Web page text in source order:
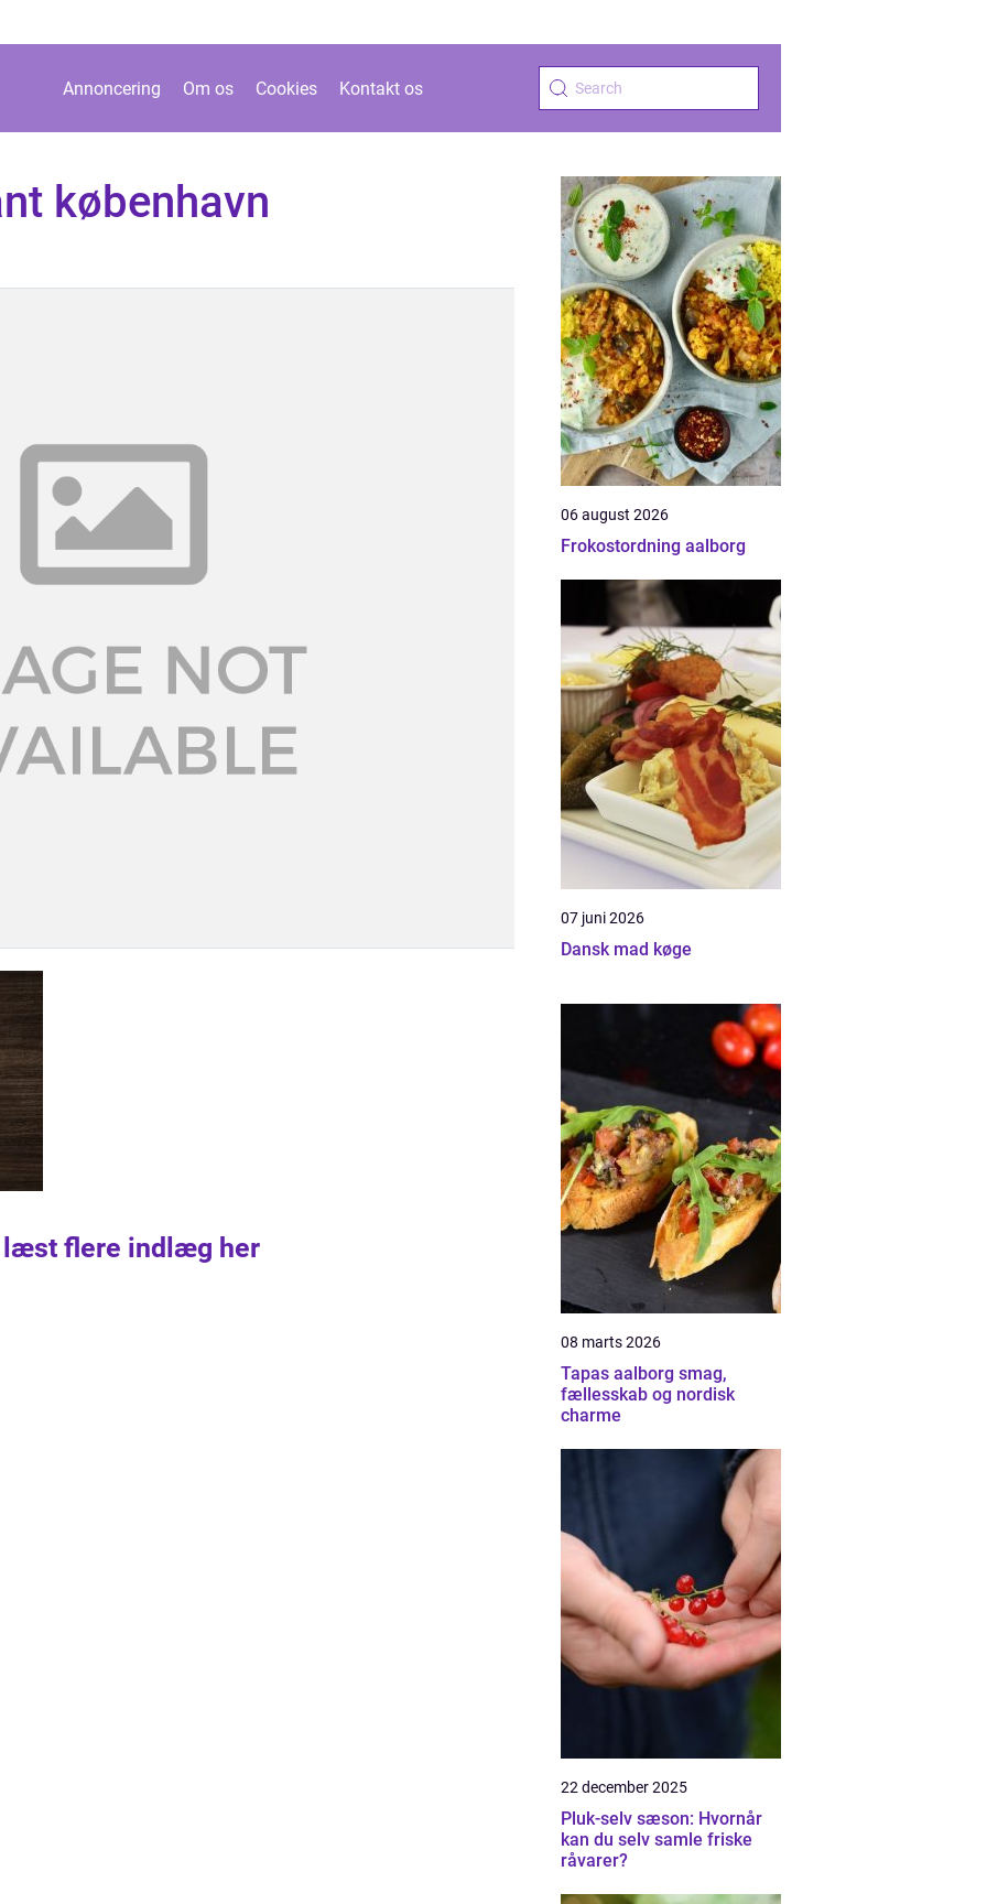
Annoncering Om os Cookies Kontakt os
københavn
læst flere indlæg her
06 august 2026
Frokostordning aalborg
07 juni 2026
Dansk mad køge
08 marts 2026
Tapas aalborg smag,
fællesskab og nordisk
charme
22 december 2025
Pluk-selv sæson: Hvornår
kan du selv samle friske
råvarer?